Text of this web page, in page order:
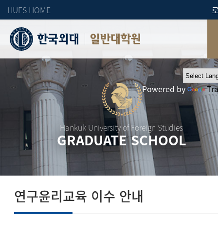
HUFS HOME
일반대학원
Hankuk University of Foreign Studies
GRADUATE SCHOOL
Powered by
연구윤리교육 이수 안내